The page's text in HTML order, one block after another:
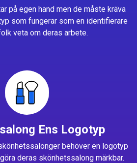
på egen hand men de måste kräva
som fungerar som en identifierare
veta om deras arbete.
Ens Logotyp
behöver en logotyp
deras skönhetssalong märkbar.